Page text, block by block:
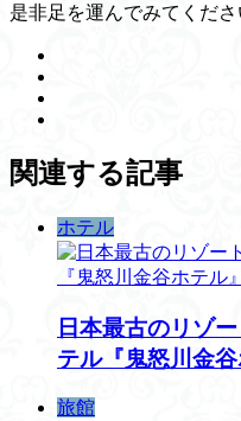
是非足を運んでみてくださ
関連する記事
ホテル
日本最古のリゾ
テル『鬼怒川金谷
旅館